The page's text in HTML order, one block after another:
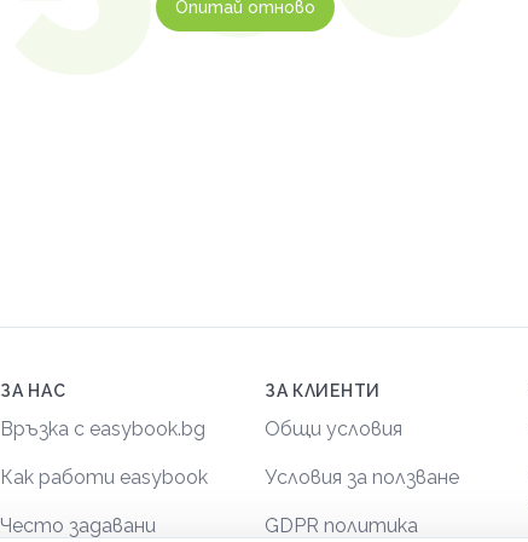
Опитай отново
ЗА НАС
Връзка с easybook.bg
Как работи easybook
Често задавани
ЗА КЛИЕНТИ
Общи условия
Условия за ползване
GDPR политика